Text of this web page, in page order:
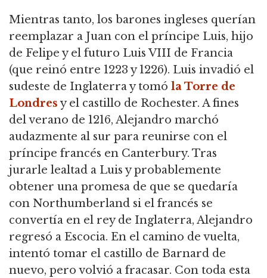
Mientras tanto, los barones ingleses querían
reemplazar a Juan con el príncipe Luis, hijo
de Felipe y el futuro Luis VIII de Francia
(que reinó entre 1223 y 1226). Luis invadió el
sudeste de Inglaterra y tomó la Torre de
Londresy el castillo de Rochester. A fines
del verano de 1216, Alejandro marchó
audazmente al sur para reunirse con el
príncipe francés en Canterbury. Tras
jurarle lealtad a Luis y probablemente
obtener una promesa de que se quedaría
con Northumberland si el francés se
convertía en el rey de Inglaterra, Alejandro
regresó a Escocia. En el camino de vuelta,
intentó tomar el castillo de Barnard de
nuevo, pero volvió a fracasar. Con toda esta